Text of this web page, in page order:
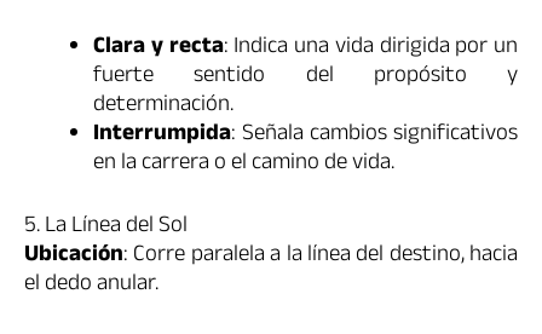
Clara y recta: Indica una vida dirigida por un
fuerte sentido del propósito y
determinación.
Interrumpida: Señala cambios significativos
en la carrera o el camino de vida.
5. La Línea del Sol
Ubicación: Corre paralela a la línea del destino, hacia
el dedo anular.